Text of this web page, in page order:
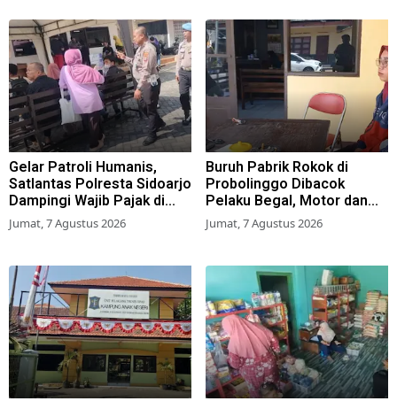
Gelar Patroli Humanis,
Satlantas Polresta Sidoarjo
Dampingi Wajib Pajak di
Samsat
Jumat, 7 Agustus 2026
Buruh Pabrik Rokok di
Probolinggo Dibacok
Pelaku Begal, Motor dan
Tas Amblas
Jumat, 7 Agustus 2026